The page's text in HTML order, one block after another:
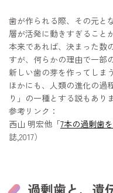
歯が作られる際、その元と
層が活発に動きすぎること
本来であれば、決まった数
すが、何らかの理由で一部
新しい歯の芽を作ってしま
ほかにも、人類の進化の過
り」の一種とする説もあり
参考リンク：
西山 明宏他「7本の過剰歯
誌,2017）
過剰歯と、遺